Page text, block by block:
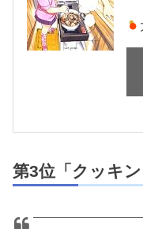
第3位「クッキン